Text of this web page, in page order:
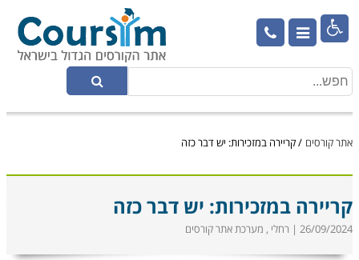

אתר קורסים /קריירה במזכירות: יש דבר כזה
קריירה במזכירות: יש דבר כזה
26/09/2024 | רחלי , מערכת אתר קורסים